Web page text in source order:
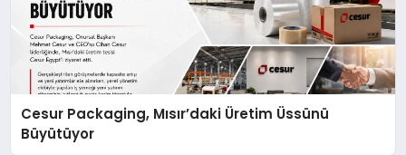
Cesur Packaging, Mısır’daki Üretim Üssünü
Büyütüyor